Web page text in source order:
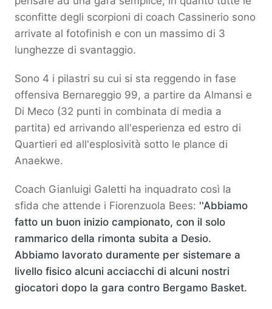
sconfitte degli scorpioni di coach Cassinerio sono
arrivate al fotofinish e con un massimo di 3
lunghezze di svantaggio.
Sono 4 i pilastri su cui si sta reggendo in fase
offensiva Bernareggio 99, a partire da Almansi e
Di Meco (32 punti in combinata di media a
partita) ed arrivando all'esperienza ed estro di
Quartieri ed all'esplosività sotto le plance di
Anaekwe.
Coach Gianluigi Galetti ha inquadrato così la
sfida che attende i Fiorenzuola Bees: ''Abbiamo
fatto un buon inizio campionato, con il solo
rammarico della rimonta subita a Desio.
Abbiamo lavorato duramente per sistemare a
livello fisico alcuni acciacchi di alcuni nostri
giocatori dopo la gara contro Bergamo Basket.